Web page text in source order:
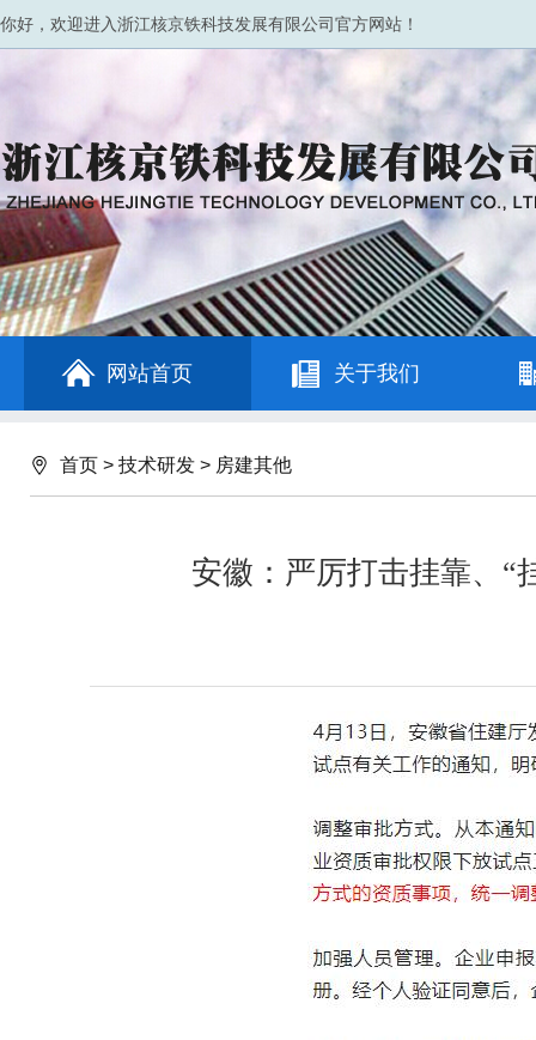
你好，欢迎进入浙江核京铁科技发展有限公司官方网站！
网站首页 关于我们
首页 > 技术研发 > 房建其他
安徽：严厉打击挂靠、“